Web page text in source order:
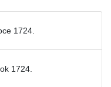
1724.
1724.